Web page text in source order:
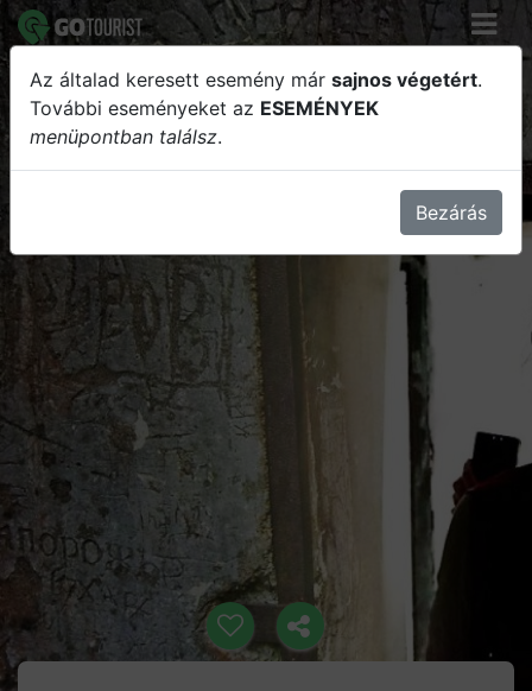
Esztergomi bunkertúra
Az általad keresett esemény már sajnos végetért.
További eseményeket az ESEMÉNYEK
menüpontban találsz.
Bezárás